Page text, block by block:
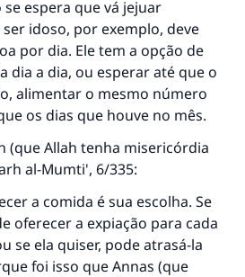
espera que vá jejuar
idoso, por exemplo, deve
por dia. Ele tem a opção de
dia a dia, ou esperar até que o
alimentar o mesmo número
os dias que houve no mês.
(que Allah tenha misericórdia
al-Mumti', 6/335:
a comida é sua escolha. Se
oferecer a expiação para cada
se ela quiser, pode atrasá-la
foi isso que Annas (que
110845 salvou um
a responder à Ummah
O Profeta ﷺ disse,
incentive outros a fazer o
a mesma recompensa
que o fazem."